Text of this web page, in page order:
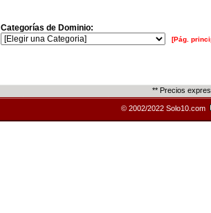
Categorías de Dominio:
[Pág.
** Precios
© 2002/2022 Solo10.com